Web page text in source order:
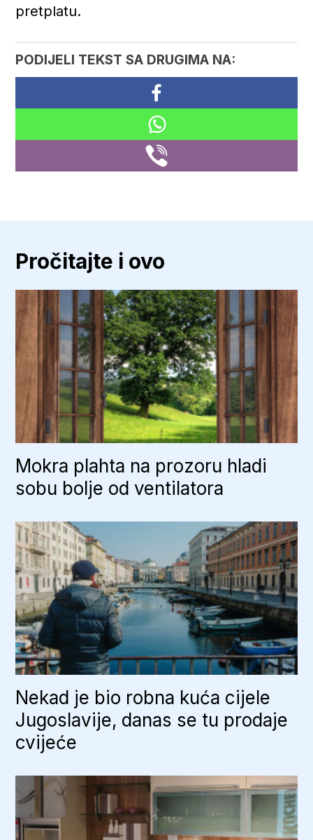
pretplatu.
PODIJELI TEKST SA DRUGIMA NA:
Pročitajte i ovo
Mokra plahta na prozoru hladi
sobu bolje od ventilatora
Nekad je bio robna kuća cijele
Jugoslavije, danas se tu prodaje
cvijeće